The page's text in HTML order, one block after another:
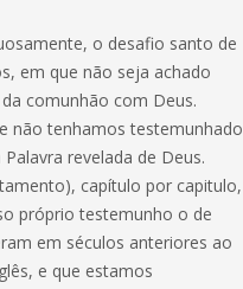
o desafio santo de
em que não seja achado
comunhão com Deus.
não tenhamos testemunhado
revelada de Deus.
capítulo por capitulo,
próprio testemunho o de
em séculos anteriores ao
e que estamos